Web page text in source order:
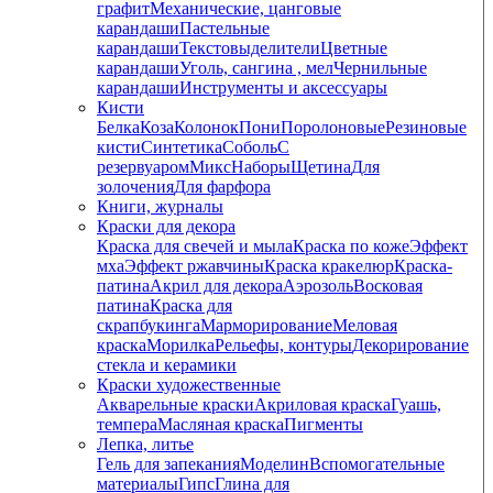
графитМеханические, цанговые
карандашиПастельные
карандашиТекстовыделителиЦветные
карандашиУголь, сангина , мелЧернильные
карандашиИнструменты и аксессуары
Кисти
БелкаКозаКолонокПониПоролоновыеРезиновые
кистиСинтетикаСобольС
резервуаромМиксНаборыЩетинаДля
золоченияДля фарфора
Книги, журналы
Краски для декора
Краска для свечей и мылаКраска по кожеЭффект
мхаЭффект ржавчиныКраска кракелюрКраска-
патинаАкрил для декораАэрозольВосковая
патинаКраска для
скрапбукингаМарморированиеМеловая
краскаМорилкаРельефы, контурыДекорирование
стекла и керамики
Краски художественные
Акварельные краскиАкриловая краскаГуашь,
темпераМасляная краскаПигменты
Лепка, литье
Гель для запеканияМоделинВспомогательные
материалыГипсГлина для